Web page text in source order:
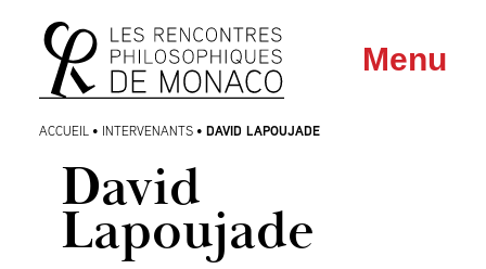
Aller
au
menu
Aller au
contenu
Menu
ACCUEIL • INTERVENANTS • DAVID LAPOUJADE
David
Lapoujade